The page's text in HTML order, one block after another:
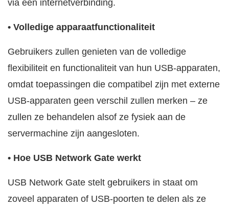
via een internetverbinding.
• Volledige apparaatfunctionaliteit
Gebruikers zullen genieten van de volledige
flexibiliteit en functionaliteit van hun USB-apparaten,
omdat toepassingen die compatibel zijn met externe
USB-apparaten geen verschil zullen merken – ze
zullen ze behandelen alsof ze fysiek aan de
servermachine zijn aangesloten.
• Hoe USB Network Gate werkt
USB Network Gate stelt gebruikers in staat om
zoveel apparaten of USB-poorten te delen als ze